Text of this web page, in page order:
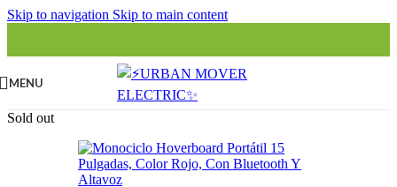
Skip to navigation Skip to main content
MENU
Sold out